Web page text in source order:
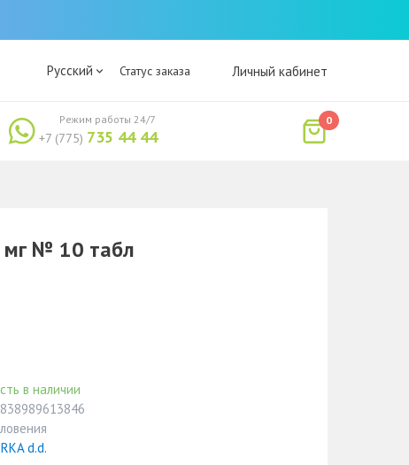
Русский Статус заказа Личный кабинет
+7 (775) 735 44 44
Режим работы 24/7 0
мг № 10 табл
в наличии
d.d.